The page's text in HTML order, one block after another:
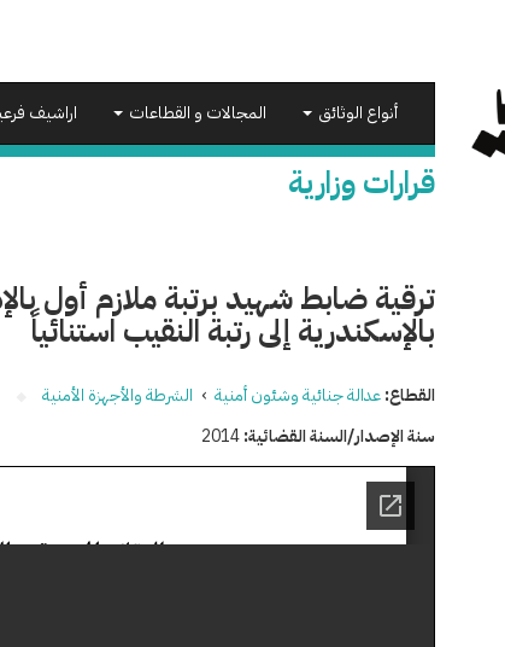
أنواع الوثائق المجالات و القطاعات اراشيف
قرارات وزارية
ترقية ضابط شهيد برتبة ملازم أول
بالإسكندرية إلى رتبة النقيب استنائياً
القطاع:عدالة جنائية وشئون أمنية › الشرطة والأجهزة الأمنية
سنة الإصدار/السنة القضائية:2014